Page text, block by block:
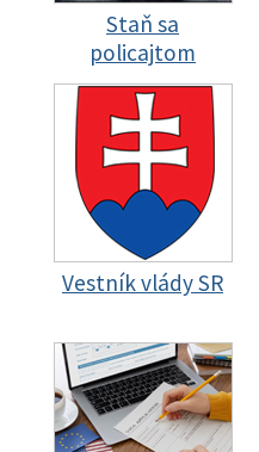
Staň sa
policajtom
Vestník vlády SR